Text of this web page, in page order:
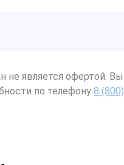
не является офертой.
по телефону 8